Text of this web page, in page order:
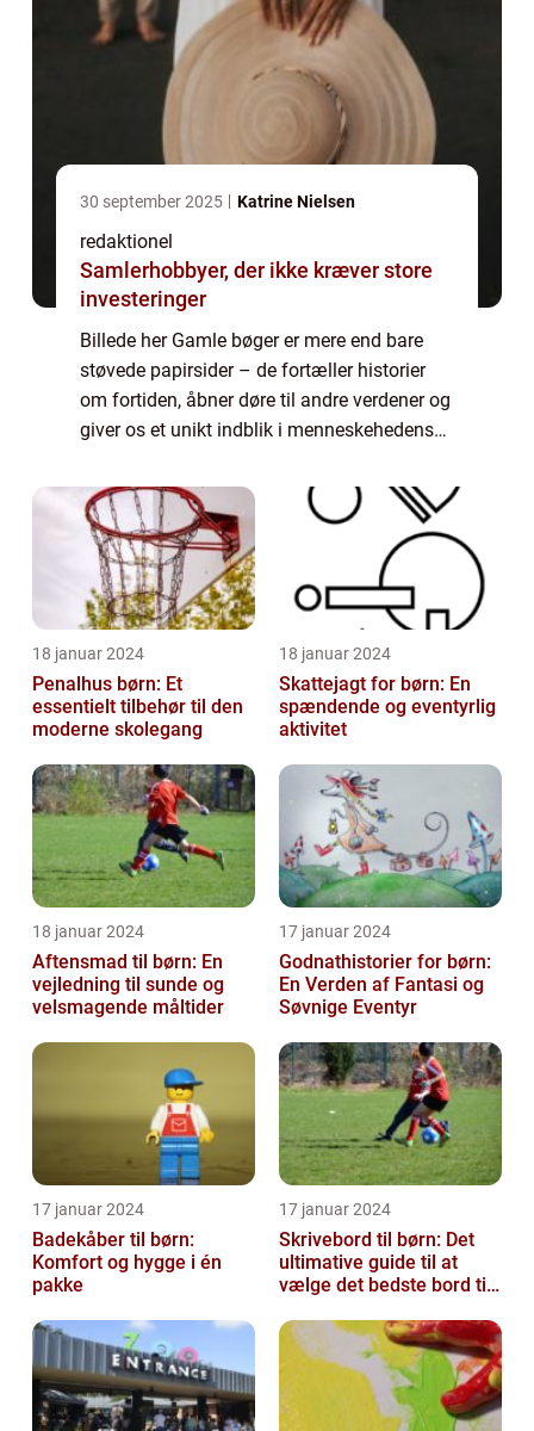
30 september 2025 Katrine Nielsen
redaktionel
Samlerhobbyer, der ikke kræver store
investeringer
Billede her Gamle bøger er mere end bare
støvede papirsider – de fortæller historier
om fortiden, åbner døre til andre verdener og
giver os et unikt indblik i menneskehedens
bøger er der en uendelig ...
18 januar 2024
Penalhus børn: Et
essentielt tilbehør til den
moderne skolegang
18 januar 2024
Skattejagt for børn: En
spændende og eventyrlig
aktivitet
18 januar 2024
Aftensmad til børn: En
vejledning til sunde og
velsmagende måltider
17 januar 2024
Godnathistorier for børn:
En Verden af Fantasi og
Søvnige Eventyr
17 januar 2024
Badekåber til børn:
Komfort og hygge i én
pakke
17 januar 2024
Skrivebord til børn: Det
ultimative guide til at
vælge det bedste bord til